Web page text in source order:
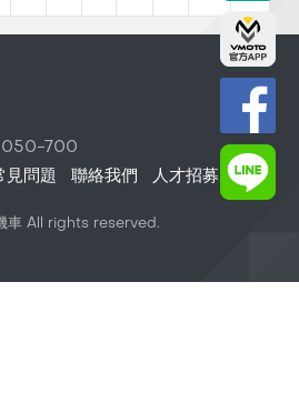
050-700
見問題 聯絡我們 人才招募
車 All rights reserved.